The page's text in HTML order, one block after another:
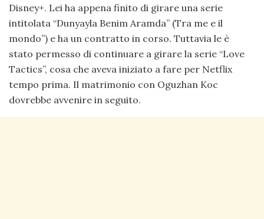
Disney+. Lei ha appena finito di girare una serie
intitolata “Dunyayla Benim Aramda” (Tra me e il
mondo”) e ha un contratto in corso. Tuttavia le è
stato permesso di continuare a girare la serie “Love
Tactics”, cosa che aveva iniziato a fare per Netflix
tempo prima. Il matrimonio con Oguzhan Koc
dovrebbe avvenire in seguito.